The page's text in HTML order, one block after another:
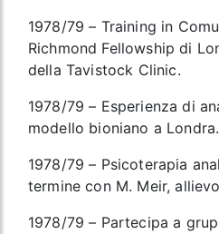
1978/79 – Training in
Richmond Fellowship di
della Tavistock Clinic.
1978/79 – Esperienza di
modello bioniano a Londra.
1978/79 – Psicoterapia
termine con M. Meir,
1978/79 – Partecipa a